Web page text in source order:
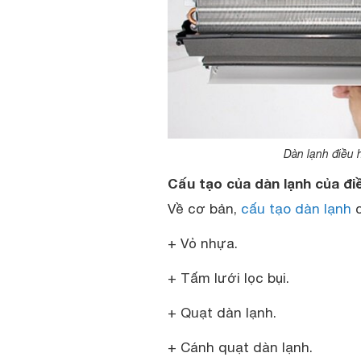
Dàn lạnh điều
Cấu tạo của dàn lạnh của
Về cơ bản, cấu tạo dàn lạnh
+ Vỏ nhựa.
+ Tấm lưới lọc bụi.
+ Quạt dàn lạnh.
+ Cánh quạt dàn lạnh.